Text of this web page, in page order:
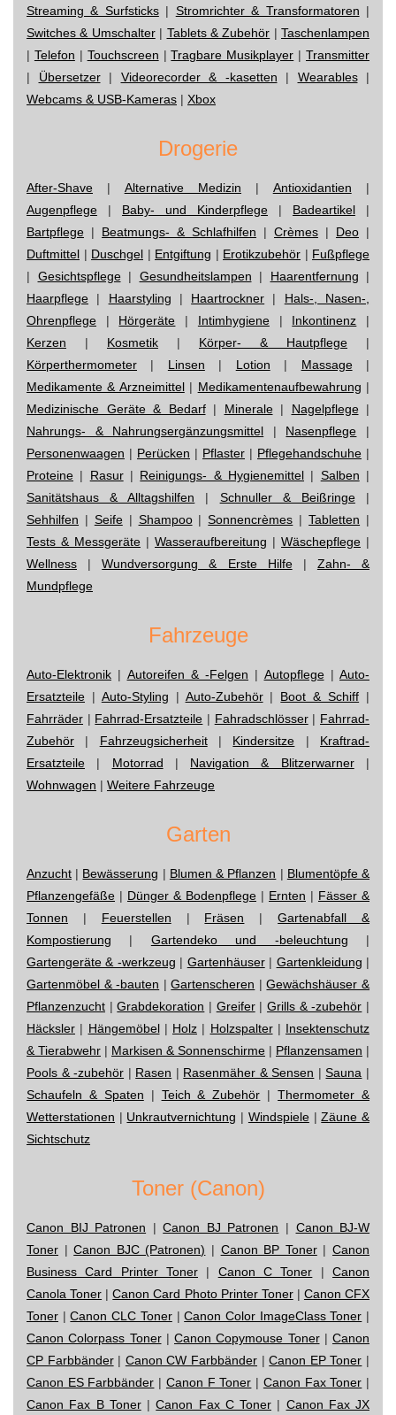
Streaming & Surfsticks| Stromrichter & Transformatoren |
Switches & Umschalter| Tablets & Zubehör | Taschenlampen
| Telefon | Touchscreen |Tragbare Musikplayer | Transmitter
| Übersetzer| Videorecorder & -kasetten | Wearables|
Webcams & USB-Kameras | Xbox
Drogerie
After-Shave | Alternative Medizin | Antioxidantien |
Augenpflege | Baby- und Kinderpflege | Badeartikel |
Bartpflege | Beatmungs- & Schlafhilfen | Crèmes | Deo |
Duftmittel | Duschgel | Entgiftung | Erotikzubehör | Fußpflege
| Gesichtspflege| Gesundheitslampen | Haarentfernung |
Haarpflege | Haarstyling | Haartrockner | Hals-, Nasen-,
Ohrenpflege | Hörgeräte | Intimhygiene| Inkontinenz |
Kerzen | Kosmetik | Körper- & Hautpflege |
Körperthermometer | Linsen | Lotion | Massage|
Medikamente & Arzneimittel| Medikamentenaufbewahrung |
Medizinische Geräte & Bedarf| Minerale| Nagelpflege|
Nahrungs- & Nahrungsergänzungsmittel | Nasenpflege |
Personenwaagen | Perücken | Pflaster | Pflegehandschuhe |
Proteine | Rasur| Reinigungs- & Hygienemittel | Salben |
Sanitätshaus & Alltagshilfen | Schnuller & Beißringe|
Sehhilfen | Seife| Shampoo|Sonnencrèmes |Tabletten |
Tests & Messgeräte | Wasseraufbereitung | Wäschepflege |
Wellness |Wundversorgung & Erste Hilfe| Zahn- &
Mundpflege
Fahrzeuge
Auto-Elektronik | Autoreifen & -Felgen | Autopflege| Auto-
Ersatzteile | Auto-Styling | Auto-Zubehör| Boot & Schiff |
Fahrräder | Fahrrad-Ersatzteile | Fahradschlösser| Fahrrad-
Zubehör | Fahrzeugsicherheit| Kindersitze | Kraftrad-
Ersatzteile | Motorrad | Navigation & Blitzerwarner|
Wohnwagen | Weitere Fahrzeuge
Garten
Anzucht | Bewässerung | Blumen & Pflanzen | Blumentöpfe &
Pflanzengefäße | Dünger & Bodenpflege | Ernten | Fässer &
Tonnen | Feuerstellen | Fräsen |Gartenabfall &
Kompostierung | Gartendeko und -beleuchtung |
Gartengeräte & -werkzeug | Gartenhäuser| Gartenkleidung |
Gartenmöbel & -bauten |Gartenscheren |Gewächshäuser &
Pflanzenzucht |Grabdekoration | Greifer|Grills & -zubehör |
Häcksler | Hängemöbel| Holz | Holzspalter| Insektenschutz
& Tierabwehr | Markisen & Sonnenschirme | Pflanzensamen |
Pools & -zubehör | Rasen | Rasenmäher & Sensen |Sauna |
Schaufeln & Spaten | Teich & Zubehör |Thermometer &
Wetterstationen | Unkrautvernichtung | Windspiele|Zäune &
Sichtschutz
Toner (Canon)
Canon BIJ Patronen |Canon BJ Patronen | Canon BJ-W
Toner |Canon BJC (Patronen) | Canon BP Toner|Canon
Business Card Printer Toner | Canon C Toner |Canon
Canola Toner |Canon Card Photo Printer Toner| Canon CFX
Toner |Canon CLC Toner|Canon Color ImageClass Toner |
Canon Colorpass Toner| Canon Copymouse Toner| Canon
CP Farbbänder| Canon CW Farbbänder |Canon EP Toner |
Canon ES Farbbänder | Canon F Toner | Canon Fax Toner |
Canon Fax B Toner|Canon Fax C Toner | Canon Fax JX